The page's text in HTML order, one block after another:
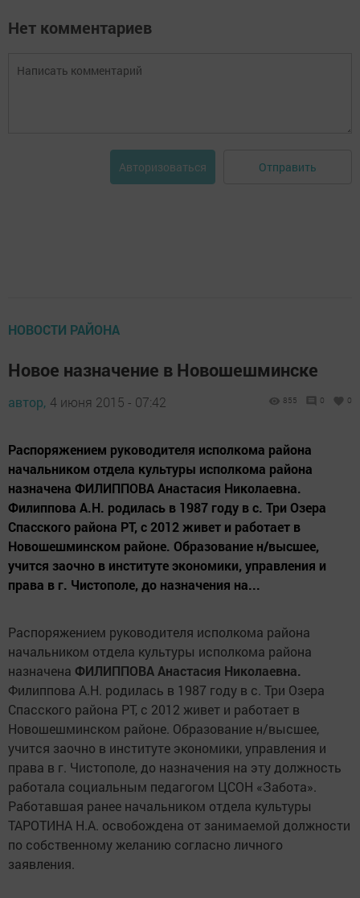
Нет комментариев
Авторизоваться Отправить
НОВОСТИ РАЙОНА
Новое назначение в Новошешминске
автор, 4 июня 2015 - 07:42 855 0 0
Распоряжением руководителя исполкома района
начальником отдела культуры исполкома района
назначена ФИЛИППОВА Анастасия Николаевна.
Филиппова А.Н. родилась в 1987 году в с. Три Озера
Спасского района РТ, с 2012 живет и работает в
Новошешминском районе. Образование н/высшее,
учится заочно в институте экономики, управления и
права в г. Чистополе, до назначения на...
Распоряжением руководителя исполкома района
начальником отдела культуры исполкома района
назначена ФИЛИППОВА Анастасия Николаевна.
Филиппова А.Н. родилась в 1987 году в с. Три Озера
Спасского района РТ, с 2012 живет и работает в
Новошешминском районе. Образование н/высшее,
учится заочно в институте экономики, управления и
права в г. Чистополе, до назначения на эту должность
работала социальным педагогом ЦСОН «Забота».
Работавшая ранее начальником отдела культуры
ТАРОТИНА Н.А. освобождена от занимаемой должности
по собственному желанию согласно личного
заявления.